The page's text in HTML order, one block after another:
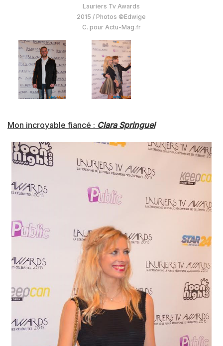
Lauriers Tv Awards
2015 / Photos ©Edwige
C. pour Actu-Mag.fr
Mon incroyable fiancé : Clara Springuel